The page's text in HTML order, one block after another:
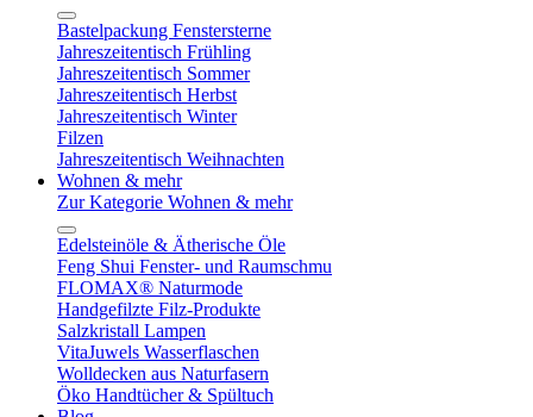
Bastelpackung Fenstersterne
Jahreszeitentisch Frühling
Jahreszeitentisch Sommer
Jahreszeitentisch Herbst
Jahreszeitentisch Winter
Filzen
Jahreszeitentisch Weihnachten
Wohnen & mehr
Zur Kategorie Wohnen & mehr
Edelsteinöle & Ätherische Öle
Feng Shui Fenster- und Raumschmu
FLOMAX® Naturmode
Handgefilzte Filz-Produkte
Salzkristall Lampen
VitaJuwels Wasserflaschen
Wolldecken aus Naturfasern
Öko Handtücher & Spültuch